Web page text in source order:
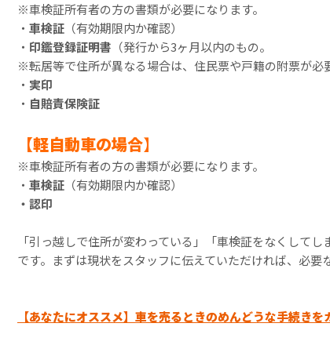
※車検証所有者の方の書類が必要になります。
・ 車検証 （有効期限内か確認）
・ 印鑑登録証明書 （発行から3ヶ月以内のもの。
※転居等で住所が異なる場合は、住民票や戸籍の附票が必
・ 実印
・ 自賠責保険証
【軽自動車の場合】
※車検証所有者の方の書類が必要になります。
・ 車検証 （有効期限内か確認）
・認印
「引っ越しで住所が変わっている」「車検証をなくして
です。まずは現状をスタッフに伝えていただければ、必要
【あなたにオススメ】車を売るときのめんどうな手続き